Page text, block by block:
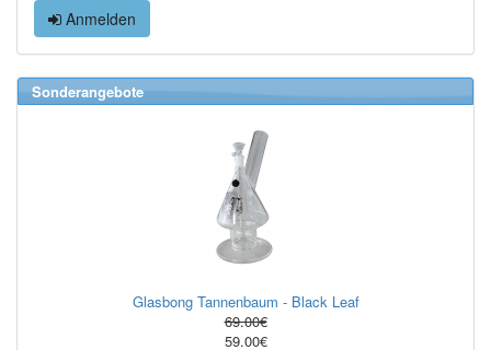
Anmelden
Sonderangebote
Glasbong Tannenbaum - Black Leaf
69.00€
59.00€